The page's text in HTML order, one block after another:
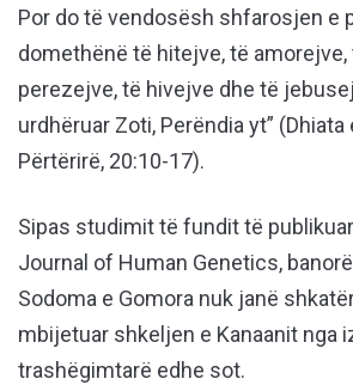
Por do të vendosësh shfarosjen e
domethënë të hitejve, të amorejve,
perezejve, të hivejve dhe të
urdhëruar Zoti, Perëndia yt” (Dhiata
Përtërirë, 20:10-17).
Sipas studimit të fundit të
Journal of Human Genetics,
Sodoma e Gomora nuk janë
mbijetuar shkeljen e Kanaanit nga
trashëgimtarë edhe sot.